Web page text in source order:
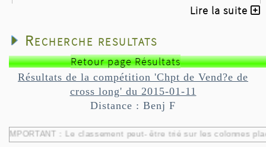
- Les plages Fautaises
- la course des ridins
- Classement du Challenge Clubs Vendée
Running après 8 épreuves sur 8
Lire la suite
Recherche resultats
Retour page Résultats
Résultats de la compétition 'Chpt de Vend?e de
cross long' du 2015-01-11
Distance : Benj F
IMPORTANT : Le classement peut- être trié sur les colonnes